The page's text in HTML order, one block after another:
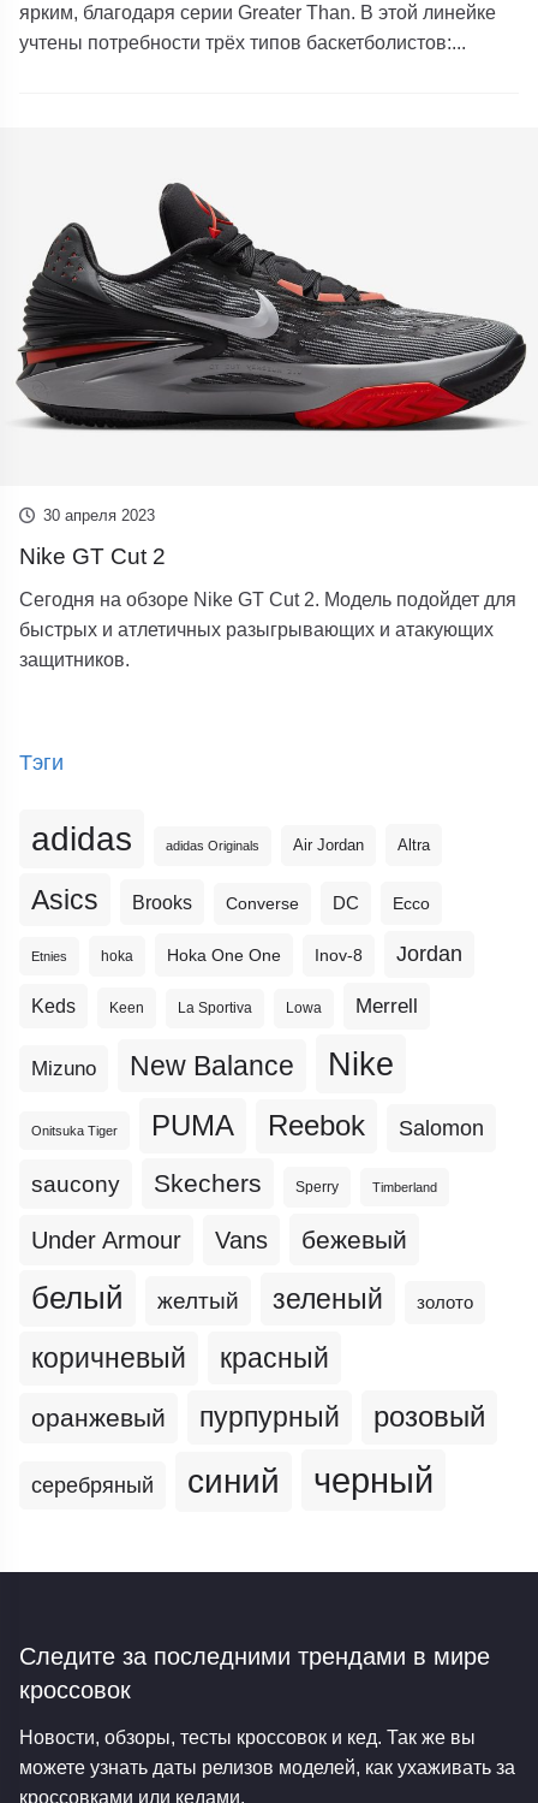
ярким, благодаря серии Greater Than. В этой линейке
учтены потребности трёх типов баскетболистов:...
30 апреля 2023
Nike GT Cut 2
Сегодня на обзоре Nike GT Cut 2. Модель подойдет для
быстрых и атлетичных разыгрывающих и атакующих
защитников.
Тэги
adidas adidas Originals Air Jordan Altra
Asics Brooks Converse DC Ecco
Etnies hoka Hoka One One Inov-8 Jordan
Keds Keen La Sportiva Lowa Merrell
Mizuno New Balance Nike
Onitsuka Tiger PUMA Reebok Salomon
saucony Skechers Sperry Timberland
Under Armour Vans бежевый
белый желтый зеленый золото
коричневый красный
оранжевый пурпурный розовый
серебряный синий черный
Следите за последними трендами в мире
кроссовок
Новости, обзоры, тесты кроссовок и кед. Так же вы
можете узнать даты релизов моделей, как ухаживать за
кроссовками или кедами.